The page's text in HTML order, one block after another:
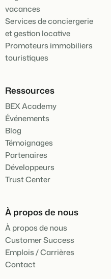
vacances
Services de conciergerie
et gestion locative
Promoteurs immobiliers
touristiques
Ressources
BEX Academy
Événements
Blog
Témoignages
Partenaires
Développeurs
Trust Center
À propos de nous
À propos de nous
Customer Success
Emplois / Carrières
Contact